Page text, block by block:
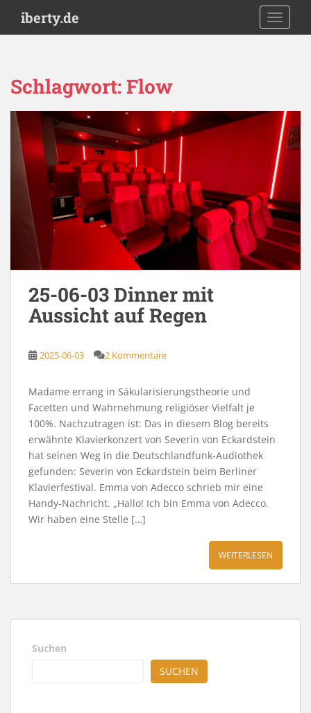
i
iberty.de
Schlagwort:Flow
25-06-03 Dinner mit
Aussicht auf Regen
2025-06-03 2 Kommentare
Madame errang in Säkularisierungstheorie und
Facetten und Wahrnehmung religiöser Vielfalt je
100%. Nachzutragen ist: Das in diesem Blog bereits
erwähnte Klavierkonzert von Severin von Eckardstein
hat seinen Weg in die Deutschlandfunk-Audiothek
gefunden: Severin von Eckardstein beim Berliner
Klavierfestival. Emma von Adecco schrieb mir eine
Handy-Nachricht. „Hallo! Ich bin Emma von Adecco.
Wir haben eine Stelle […]
WEITERLESEN
Suchen
SUCHEN